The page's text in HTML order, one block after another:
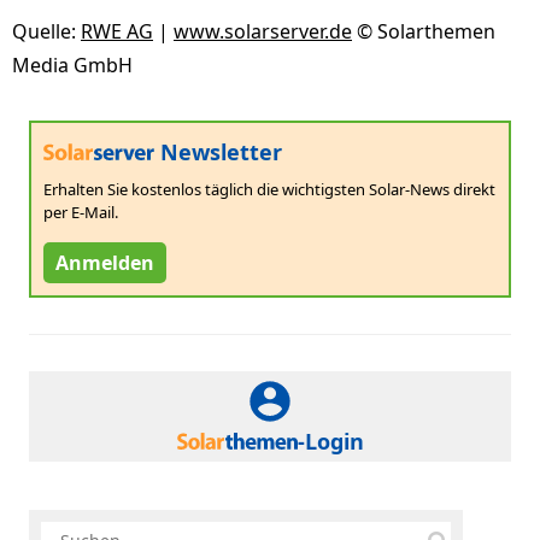
Quelle: RWE AG | www.solarserver.de© Solarthemen
Media GmbH
Newsletter
Erhalten Sie kostenlos täglich die wichtigsten Solar-News direkt
per E-Mail.
Anmelden
-Login